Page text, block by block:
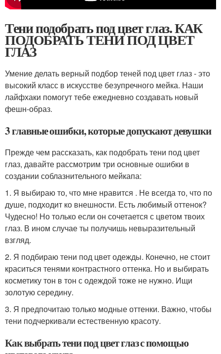
Тени подобрать под цвет глаз. КАК
ПОДОБРАТЬ ТЕНИ ПОД ЦВЕТ
ГЛАЗ
Умение делать верный подбор теней под цвет глаз - это
высокий класс в искусстве безупречного мейка. Наши
лайфхаки помогут тебе ежедневно создавать новый
фешн-образ.
3 главные ошибки, которые допускают девушки
Прежде чем рассказать, как подобрать тени под цвет
глаз, давайте рассмотрим три основные ошибки в
создании соблазнительного мейкапа:
1. Я выбираю то, что мне нравится . Не всегда то, что по
душе, подходит ко внешности. Есть любимый оттенок?
Чудесно! Но только если он сочетается с цветом твоих
глаз. В ином случае ты получишь невыразительный
взгляд.
2. Я подбираю тени под цвет одежды. Конечно, не стоит
краситься тенями контрастного оттенка. Но и выбирать
косметику тон в тон с одеждой тоже не нужно. Ищи
золотую середину.
3. Я предпочитаю только модные оттенки. Важно, чтобы
тени подчеркивали естественную красоту.
Как выбрать тени под цвет глаз с помощью